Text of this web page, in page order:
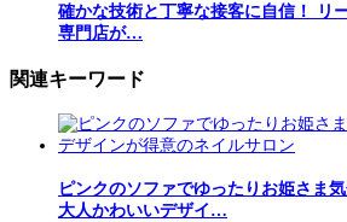
確かな技術と丁寧な接客に自信！ リ
専門店が…
関連キーワード
ピンクのソファでゆったりお姫さま
大人かわいいデザイ…